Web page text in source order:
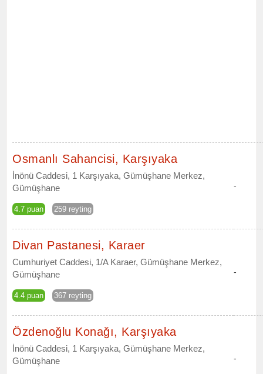
Osmanlı Sahancisi, Karşıyaka
İnönü Caddesi, 1 Karşıyaka, Gümüşhane Merkez,
Gümüşhane
4.7 puan 259 reyting
-
Divan Pastanesi, Karaer
Cumhuriyet Caddesi, 1/A Karaer, Gümüşhane Merkez,
Gümüşhane
4.4 puan 367 reyting
-
Özdenoğlu Konağı, Karşıyaka
İnönü Caddesi, 1 Karşıyaka, Gümüşhane Merkez,
Gümüşhane
-